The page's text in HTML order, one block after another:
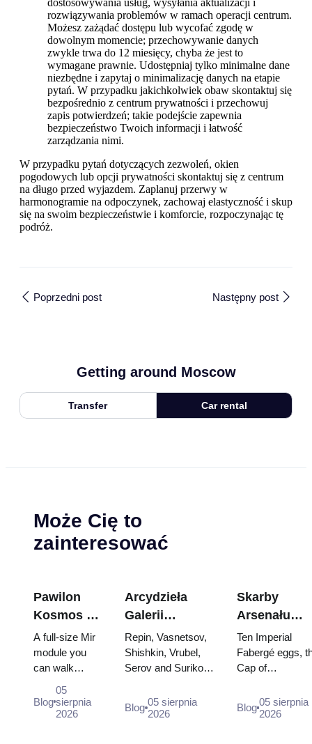
dostosowywania usług, wysyłania aktualizacji i
rozwiązywania problemów w ramach operacji centrum.
Możesz zażądać dostępu lub wycofać zgodę w
dowolnym momencie; przechowywanie danych
zwykle trwa do 12 miesięcy, chyba że jest to
wymagane prawnie. Udostępniaj tylko minimalne dane
niezbędne i zapytaj o minimalizację danych na etapie
pytań. W przypadku jakichkolwiek obaw skontaktuj się
bezpośrednio z centrum prywatności i przechowuj
zapis potwierdzeń; takie podejście zapewnia
bezpieczeństwo Twoich informacji i łatwość
zarządzania nimi.
W przypadku pytań dotyczących zezwoleń, okien
pogodowych lub opcji prywatności skontaktuj się z centrum
na długo przed wyjazdem. Zaplanuj przerwy w
harmonogramie na odpoczynek, zachowaj elastyczność i skup
się na swoim bezpieczeństwie i komforcie, rozpoczynając tę
podróż.
Poprzedni post Następny post
Getting around Moscow
Transfer Car rental
Może Cię to
zainteresować
Pawilon
Kosmos na
WDNCh:
Wewnątrz
największej
rosyjskiej
wystawy
A full-size Mir
module you
can walk
Energia–Buran
model,
Blog
05
sierpnia
2026
Arcydzieła
Galerii
Tretiakowskiej:
Obrazy, dla
których warto
wizytę
Repin, Vasnetsov,
Shishkin, Vrubel,
Serov and Surikov
stop people, where
they hang, and why
Blog 05 sierpnia
2026
Skarby
Arsenału
Kremla:
Fabergé,
trony i szaty
Ten Imperial
Fabergé eggs,
Cap of
double throne of
two boy tsars
Blog05 sierpnia
2026